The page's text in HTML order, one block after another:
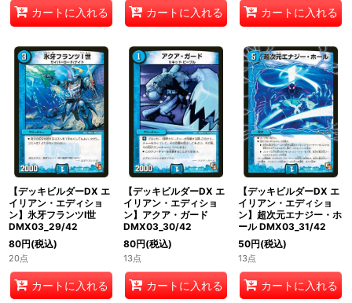
カートに入れる カートに入れる カートに入れる
【デッキビルダーDX エ
イリアン・エディショ
ン】氷牙フランツI世
DMX03_29/42
80円(税込)
20点
カートに入れる
【デッキビルダーDX エ
イリアン・エディショ
ン】アクア・ガード
DMX03_30/42
80円(税込)
13点
カートに入れる
【デッキビルダーDX エ
イリアン・エディショ
ン】超次元エナジー・ホ
ール DMX03_31/42
50円(税込)
13点
カートに入れる